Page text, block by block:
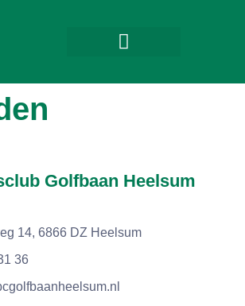
Golfbaan Heelsum
14, 6866 DZ Heelsum
36